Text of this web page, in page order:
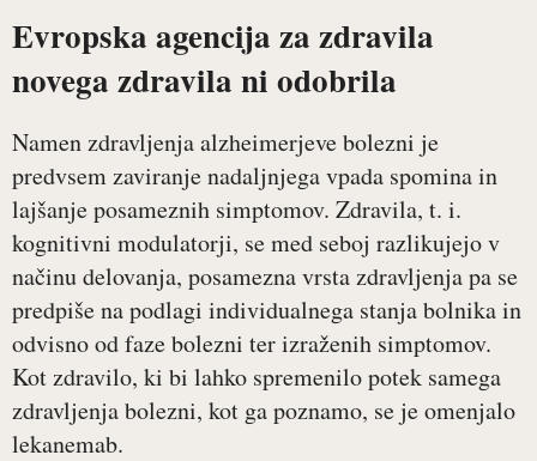
Evropska agencija za zdravila
novega zdravila ni odobrila
Namen zdravljenja alzheimerjeve bolezni je
predvsem zaviranje nadaljnjega vpada spomina in
lajšanje posameznih simptomov. Zdravila, t. i.
kognitivni modulatorji, se med seboj razlikujejo v
načinu delovanja, posamezna vrsta zdravljenja pa se
predpiše na podlagi individualnega stanja bolnika in
odvisno od faze bolezni ter izraženih simptomov.
Kot zdravilo, ki bi lahko spremenilo potek samega
zdravljenja bolezni, kot ga poznamo, se je omenjalo
lekanemab.